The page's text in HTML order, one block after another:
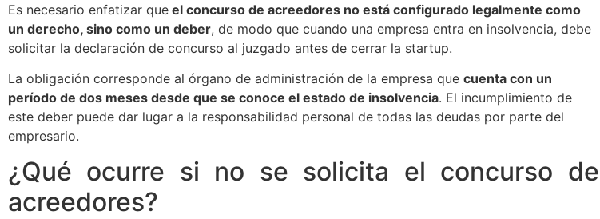
Es necesario enfatizar que el concurso de acreedores no está configurado legalmente como
un derecho, sino como un deber, de modo que cuando una empresa entra en insolvencia, debe
solicitar la declaración de concurso al juzgado antes de cerrar la startup.
La obligación corresponde al órgano de administración de la empresa que cuenta con un
período de dos meses desde que se conoce el estado de insolvencia. El incumplimiento de
este deber puede dar lugar a la responsabilidad personal de todas las deudas por parte del
empresario.
¿Qué ocurre si no se solicita el concurso de
acreedores?